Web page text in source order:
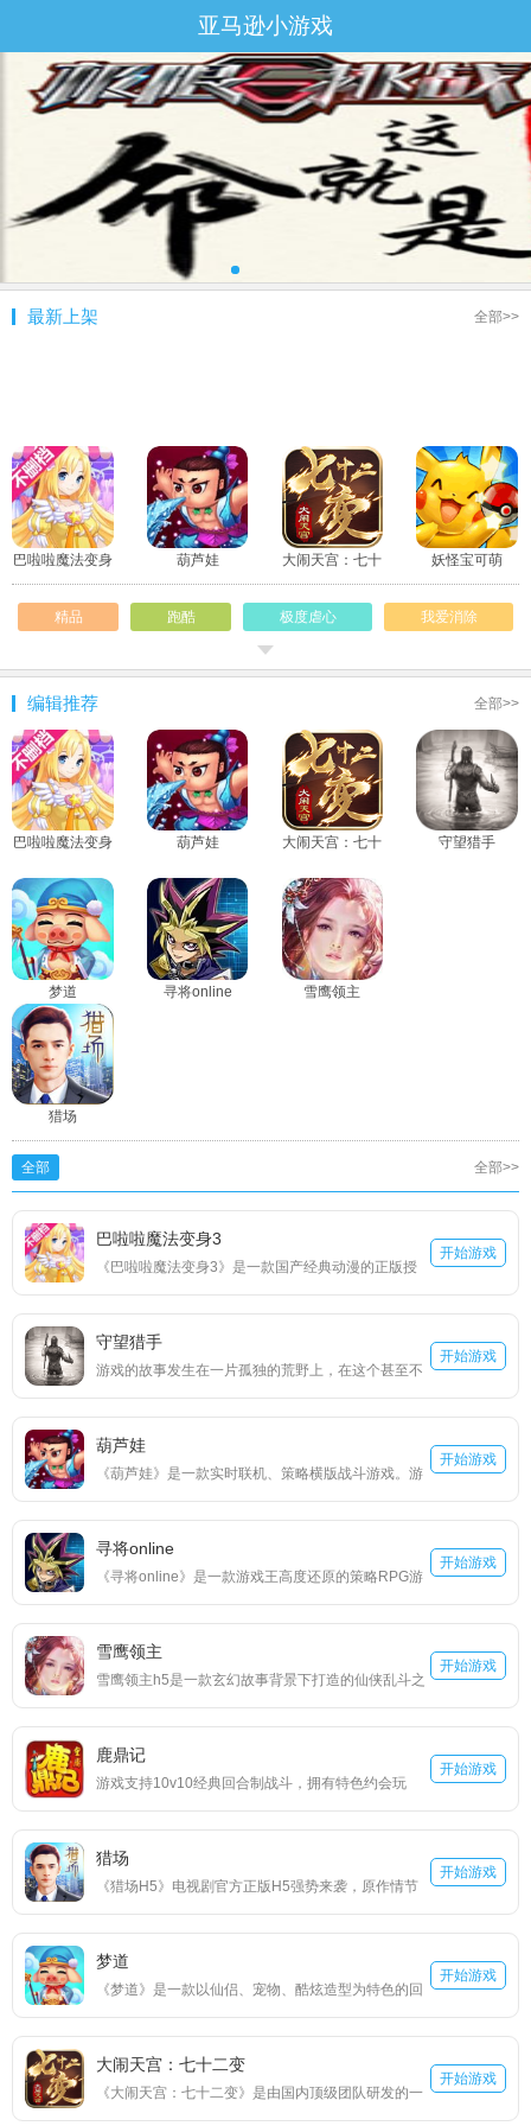
亚马逊小游戏
全部>>
最新上架
巴啦啦魔法变身
3
葫芦娃
大闹天宫：七十
二变
妖怪宝可萌
精品 跑酷 极度虐心 我爱消除
射击 女神
屌丝 下雨天 处女座 手机专享
全部>>
编辑推荐
巴啦啦魔法变身
葫芦娃
大闹天宫：七十
守望猎手
梦道 寻将online 雪鹰领主
猎场
全部>>
全部
巴啦啦魔法变身3
《巴啦啦魔法变身3》是一款国产经典动漫的正版授
权手游，今古奇缘，穿越时空的小魔仙，又将有怎样
竺、高丽东瀛，纵横各国。千变万化的服装风格，不
同时代、不同地区的服饰任你搭配！丰富的游戏关
仙一起开启时空之旅吧！
开始游戏
守望猎手
游戏的故事发生在一片孤独的荒野上，在这个甚至不
清楚在南半球还是北半球的荒野上却有着极为丰富的
片面积不算大的荒野，居然有着这么丰富的生态环
境，难免让人想到了之前的“生态圈2号”，但故事的背
跟随4位不同命运的主角，一起探索荒野的秘密。
开始游戏
葫芦娃
《葫芦娃》是一款实时联机、策略横版战斗游戏。游
戏还原原作的剪纸人物设定，尊崇原汁原味的故事剧
跟随剧情的脚步，再度体验葫芦娃们的苦难与挫折，
同时将逐一解锁七个葫芦娃，让他们参与到游戏的战
了原作中的天赋能力，拥有自己独特的属性与技能，
还有着特有的属性成长分布，这也决定了他们在战斗
开始游戏
寻将online
《寻将online》是一款游戏王高度还原的策略RPG游
戏，“青眼白龙”“黑魔导”“天空龙”记忆中一张张经典的
事背景，深度的掌机游戏王还原，烧脑的策略玩法，
玩出属于你自己的游戏王。
开始游戏
雪鹰领主
雪鹰领主h5是一款玄幻故事背景下打造的仙侠乱斗之
争的放置类h5网页游戏，同名小说再次燃点，原版的
还有特效的使用，这个玄幻空间里，有的是让你施展
拳脚的时候，你只需准备好去征战就行。三大特色职
新意，攻守相互对战，选择这些职业的英雄，陪伴你
走上领主的征途。
开始游戏
鹿鼎记
游戏支持10v10经典回合制战斗，拥有特色约会玩
法，轻松组建后宫战队。收集超过100位侠客和近500
开始游戏
猎场
《猎场H5》电视剧官方正版H5强势来袭，原作情节
完美还原！超自由模拟经营世界，让您体验店铺经
模拟真实商战，制霸全球硝烟四起，身临其境体验真
实的猎场！
开始游戏
梦道
《梦道》是一款以仙侣、宠物、酷炫造型为特色的回
合制挂置游戏。全新游戏玩法，无需多英雄养成，无
可让您拥有超乎寻常的各种造型组合。 当然作为回合
制少不了强力的仙侣和宠物。通过激活仙侣、仙侣升
开始游戏
大闹天宫：七十二变
《大闹天宫：七十二变》是由国内顶级团队研发的一
款西游神话题材精品H5游戏。游戏革新前沿引擎技
开始游戏